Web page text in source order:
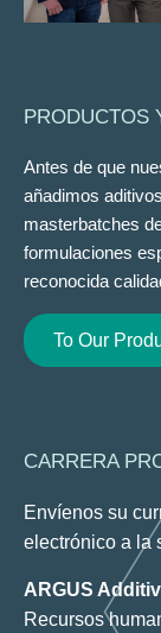
PRODUCTOS
Antes de que
añadimos
masterbatches
formulaciones
reconocida
To Our
CARRERA
Envíenos su
electrónico a la
ARGUS
Recursos